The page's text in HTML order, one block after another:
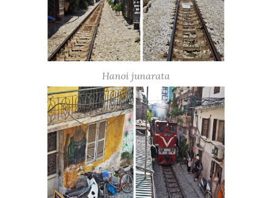
Hanoi junarata